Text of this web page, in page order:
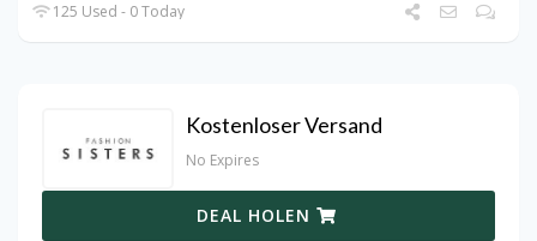
125 Used - 0 Today
Kostenloser Versand
No Expires
DEAL HOLEN